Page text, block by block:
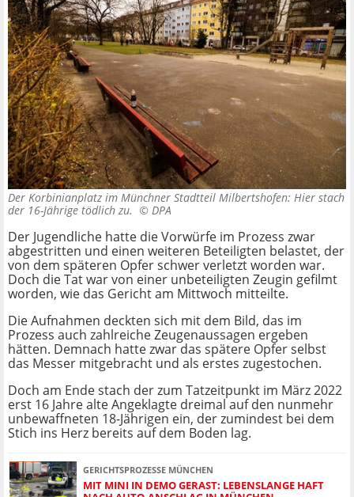
Der Korbinianplatz im Münchner Stadtteil Milbertshofen: Hier stach
der 16-Jährige tödlich zu. © DPA
Der Jugendliche hatte die Vorwürfe im Prozess zwar
abgestritten und einen weiteren Beteiligten belastet, der
von dem späteren Opfer schwer verletzt worden war.
Doch die Tat war von einer unbeteiligten Zeugin gefilmt
worden, wie das Gericht am Mittwoch mitteilte.
Die Aufnahmen deckten sich mit dem Bild, das im
Prozess auch zahlreiche Zeugenaussagen ergeben
hätten. Demnach hatte zwar das spätere Opfer selbst
das Messer mitgebracht und als erstes zugestochen.
Doch am Ende stach der zum Tatzeitpunkt im März 2022
erst 16 Jahre alte Angeklagte dreimal auf den nunmehr
unbewaffneten 18-Jährigen ein, der zumindest bei dem
Stich ins Herz bereits auf dem Boden lag.
GERICHTSPROZESSE MÜNCHEN
MIT MINI IN DEMO GERAST: LEBENSLANGE HAFT